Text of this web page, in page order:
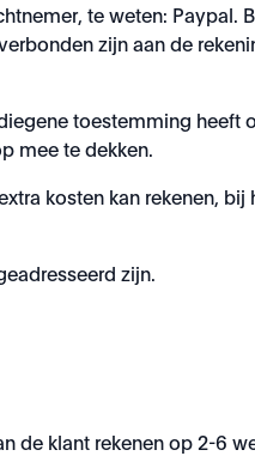
te weten: Paypal.
zijn aan de
toestemming heeft
mee te dekken.
kosten kan rekenen, bij
zijn.
de klant rekenen op 2-6